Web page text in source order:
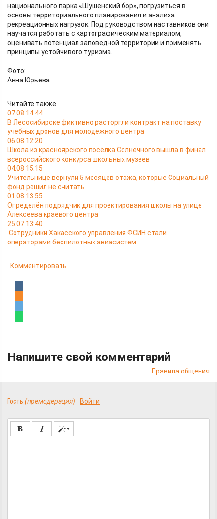
национального парка «Шушенский бор», погрузиться в
основы территориального планирования и анализа
рекреационных нагрузок. Под руководством наставников они
научатся работать с картографическим материалом,
оценивать потенциал заповедной территории и применять
принципы устойчивого туризма.
Фото:
Анна Юрьева
Читайте также
07.08 14:44
В Лесосибирске фиктивно расторгли контракт на поставку
учебных дронов для молодёжного центра
06.08 12:20
Школа из красноярского посёлка Солнечного вышла в финал
всероссийского конкурса школьных музеев
04.08 15:15
Учительнице вернули 5 месяцев стажа, которые Социальный
фонд решил не считать
01.08 13:55
Определён подрядчик для проектирования школы на улице
Алексеева краевого центра
25.07 13:40
Сотрудники Хакасского управления ФСИН стали
операторами беспилотных авиасистем
Комментировать
Напишите свой комментарий
Правила общения
Гость (премодерация) Войти